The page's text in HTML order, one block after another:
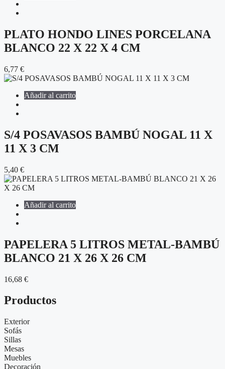
PLATO HONDO LINES PORCELANA
BLANCO 22 X 22 X 4 CM
6,77 €
Añadir al carrito
S/4 POSAVASOS BAMBÚ NOGAL 11 X
11 X 3 CM
5,40 €
Añadir al carrito
PAPELERA 5 LITROS METAL-BAMBÚ
BLANCO 21 X 26 X 26 CM
16,68 €
Productos
Exterior
Sofás
Sillas
Mesas
Muebles
Decoración